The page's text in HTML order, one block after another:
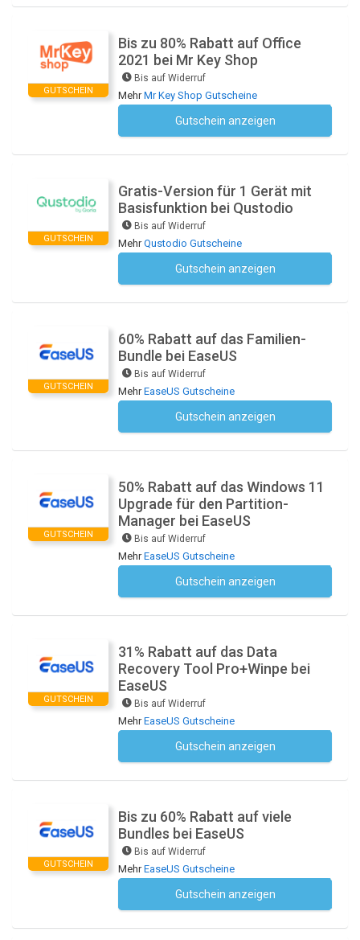
GUTSCHEIN
Bis zu 80% Rabatt auf Office
2021 bei Mr Key Shop
Bis auf Widerruf
MehrMr Key Shop Gutscheine
Gutschein anzeigen
GUTSCHEIN
Gratis-Version für 1 Gerät mit
Basisfunktion bei Qustodio
Bis auf Widerruf
MehrQustodio Gutscheine
Gutschein anzeigen
GUTSCHEIN
60% Rabatt auf das Familien-
Bundle bei EaseUS
Bis auf Widerruf
MehrEaseUS Gutscheine
Gutschein anzeigen
GUTSCHEIN
50% Rabatt auf das Windows 11
Upgrade für den Partition-
Manager bei EaseUS
Bis auf Widerruf
MehrEaseUS Gutscheine
Gutschein anzeigen
GUTSCHEIN
31% Rabatt auf das Data
Recovery Tool Pro+Winpe bei
EaseUS
Bis auf Widerruf
MehrEaseUS Gutscheine
Gutschein anzeigen
GUTSCHEIN
Bis zu 60% Rabatt auf viele
Bundles bei EaseUS
Bis auf Widerruf
MehrEaseUS Gutscheine
Gutschein anzeigen